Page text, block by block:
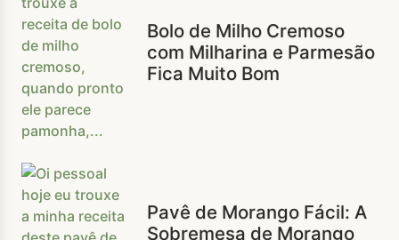
Bolo de Milho Cremoso
com Milharina e Parmesão
Fica Muito Bom
Pavê de Morango Fácil: A
Sobremesa de Morango